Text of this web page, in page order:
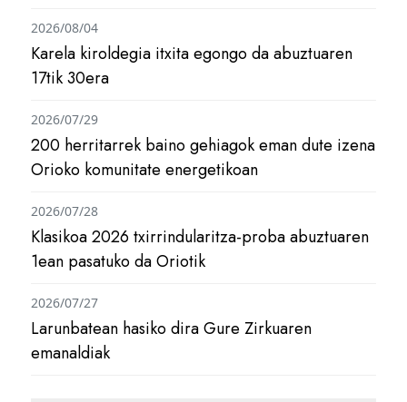
Karela kiroldegia itxita egongo da abuztuaren
17tik 30era
2026/08/04
200 herritarrek baino gehiagok eman dute izena
Orioko komunitate energetikoan
2026/07/29
Klasikoa 2026 txirrindularitza-proba abuztuaren
1ean pasatuko da Oriotik
2026/07/28
Larunbatean hasiko dira Gure Zirkuaren
emanaldiak
2026/07/27